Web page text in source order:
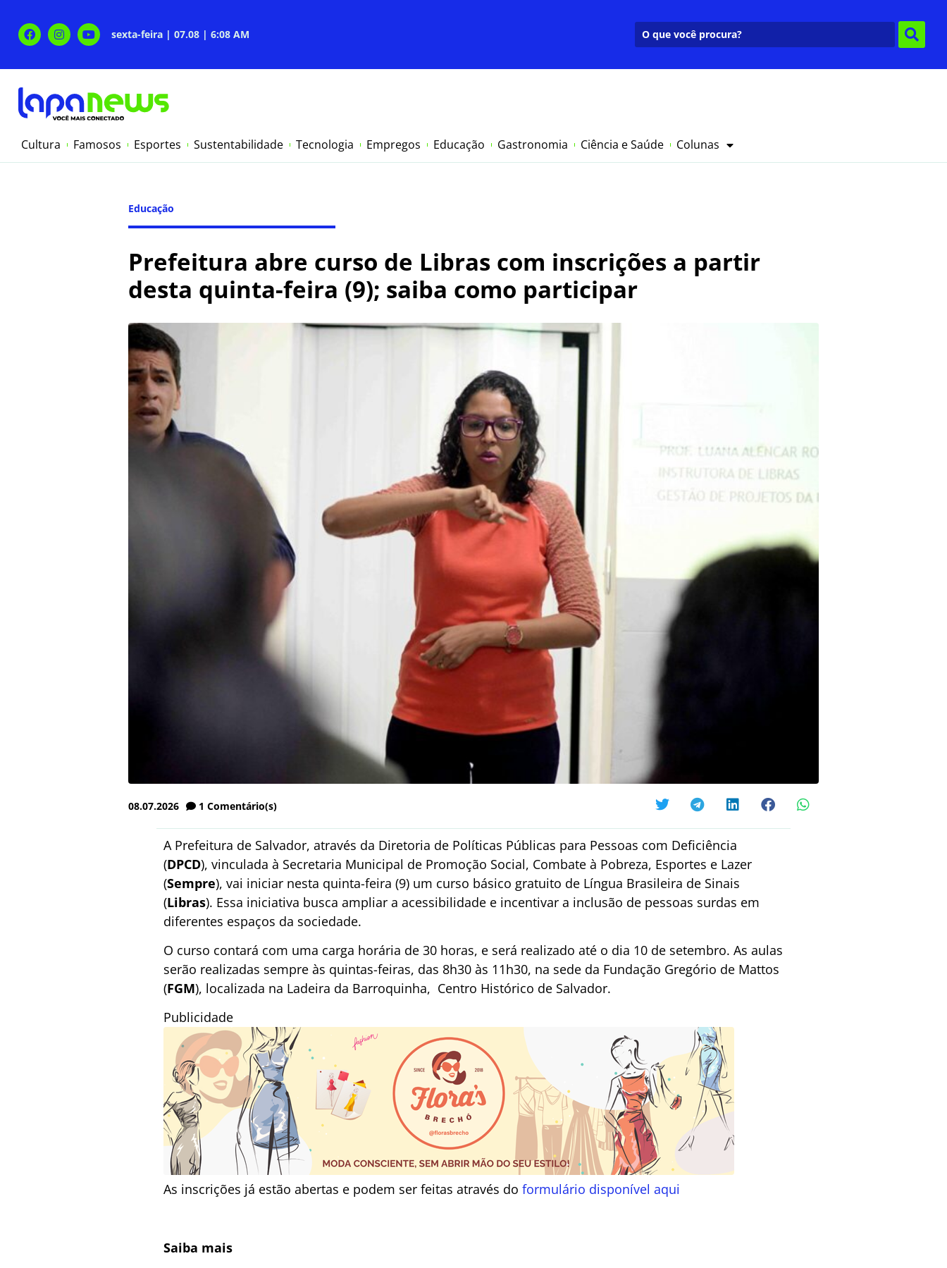
sexta-feira | 07.08 | 6:08 AM
Cultura Famosos Esportes Sustentabilidade Tecnologia Empregos Educação Gastronomia Ciência e Saúde Colunas
Educação
Prefeitura abre curso de Libras com inscrições a partir
desta quinta-feira (9); saiba como participar
08.07.2026 1 Comentário(s)
A Prefeitura de Salvador, através da Diretoria de Políticas Públicas para Pessoas com Deficiência
(DPCD), vinculada à Secretaria Municipal de Promoção Social, Combate à Pobreza, Esportes e Lazer
(Sempre), vai iniciar nesta quinta-feira (9) um curso básico gratuito de Língua Brasileira de Sinais
(Libras). Essa iniciativa busca ampliar a acessibilidade e incentivar a inclusão de pessoas surdas em
diferentes espaços da sociedade.
O curso contará com uma carga horária de 30 horas, e será realizado até o dia 10 de setembro. As aulas
serão realizadas sempre às quintas-feiras, das 8h30 às 11h30, na sede da Fundação Gregório de Mattos
(FGM), localizada na Ladeira da Barroquinha, Centro Histórico de Salvador.
Publicidade
As inscrições já estão abertas e podem ser feitas através do formulário disponível aqui
Saiba mais